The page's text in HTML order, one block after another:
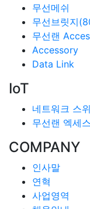
무선메쉬
무선브릿지
무선랜
Accessory
Data Link
IoT
네트워크 스
무선랜 엑세
COMPANY
인사말
연혁
사업영역